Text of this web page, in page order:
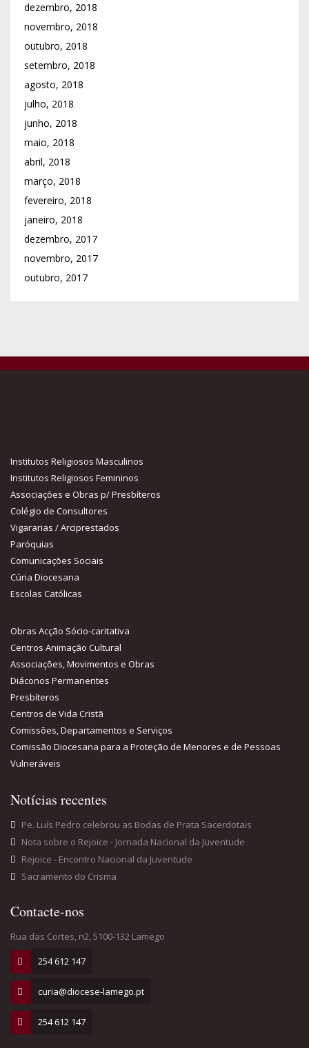
dezembro, 2018
novembro, 2018
outubro, 2018
setembro, 2018
agosto, 2018
julho, 2018
junho, 2018
maio, 2018
abril, 2018
março, 2018
fevereiro, 2018
janeiro, 2018
dezembro, 2017
novembro, 2017
outubro, 2017
Institutos Religiosos Masculinos
Institutos Religiosos Femininos
Associações e Obras p/ Presbíteros
Colégio de Consultores
Vigararias / Arciprestados
Paróquias
Comunicações Sociais
Cúria Diocesana
Escolas Católicas
Obras Acção Sócio-caritativa
Centros Animação Cultural
Associações, Movimentos e Obras
Diáconos Permanentes
Presbíteros
Centros de Vida Cristã
Comissões, Departamentos e Serviços
Comissão Diocesana para a Proteção de Menores e de Pessoas
Vulneráveis
Notícias recentes
Pe. Luís Pedro celebrou as Bodas de Prata Sacerdotais
Nota sobre o Rejoice - Jornada Nacional da Juventude
Rejoice - Encontro Nacional da Juventude
Sacramento do Crisma
Contacte-nos
Rua das Cortes, n2, 5100-132 Lamego
254 612 147
curia@diocese-lamego.pt
254 612 147